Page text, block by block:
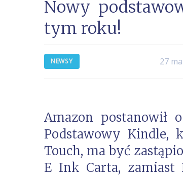
Nowy
tym roku!
NEWSY 27
Amazon postanowił
Podstawowy Kindle,
Touch, ma być
E Ink Carta, zamiast